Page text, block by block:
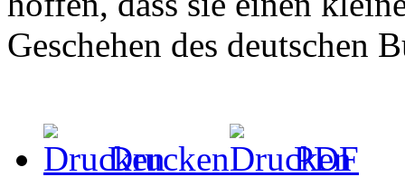
Geschehen des deutschen
Drucken PDF